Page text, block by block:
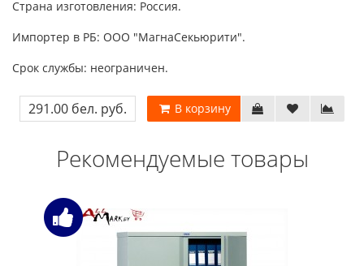
Страна изготовления: Россия.
Импортер в РБ: ООО "МагнаСекьюрити".
Срок службы: неограничен.
291.00 бел. руб. В корзину
Рекомендуемые товары